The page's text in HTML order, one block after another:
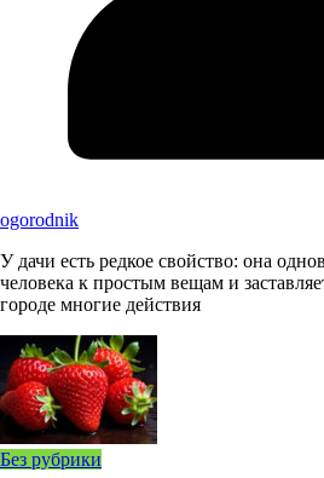
ogorodnik
У дачи есть редкое свойство: она
человека к простым вещам и
городе многие действия
Без рубрики